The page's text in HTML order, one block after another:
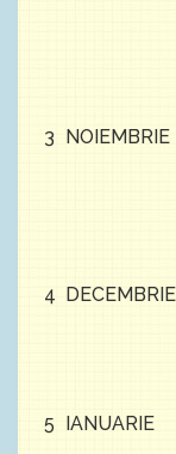
3 NOIEMBRIE
4 DECEMBRIE
5 IANUARIE